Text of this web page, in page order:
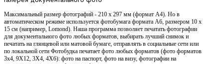
Максимальный размер фотографий - 210 х 297 мм (формат А4). Но в
автоматическом режиме используется фотобумага формата А6, размером 10 х
15 см (например, Lomond). Наша программа позволяет печатать фотографии
для документального фото любых форматов, выбирать лучший снимок и
печатать на глянцевой или матовой бумаге, отправлять в социальные сети или
по локальной сети Фотобудка печатает фото любых форматов (фото форматов
3х4, 9X12, 3X4, 4X6): фото на паспорт, фото на визу, фотографии на